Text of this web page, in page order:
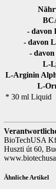
- davon
- davon
-
L-
L-Arginin
L-
* 30 ml Liquid
BioTechUSA
Huszti út 60,
Ähnliche Artikel